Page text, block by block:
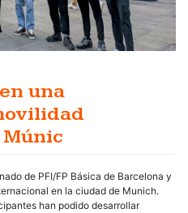
una
de PFI/FP Básica de Barcelona y
en la ciudad de Munich.
han podido desarrollar